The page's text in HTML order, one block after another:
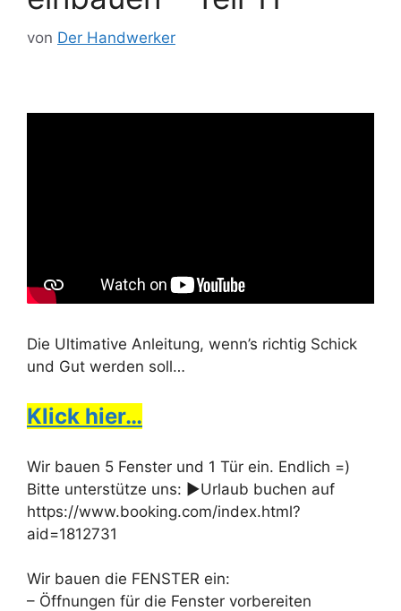
von Der Handwerker
Die Ultimative Anleitung, wenn’s richtig Schick
und Gut werden soll…
Klick hier…
Wir bauen 5 Fenster und 1 Tür ein. Endlich =)
Bitte unterstütze uns: ►Urlaub buchen auf
https://www.booking.com/index.html?
aid=1812731
Wir bauen die FENSTER ein:
– Öffnungen für die Fenster vorbereiten